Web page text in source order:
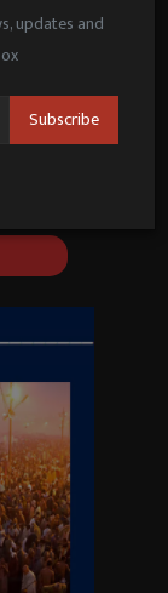
updates and
Subscribe
के संवाद के लिए